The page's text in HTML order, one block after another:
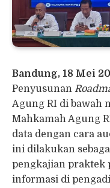
Bandung, 18 Mei
Penyusunan
Agung RI di bawah
Mahkamah Agung
data dengan cara
ini dilakukan
pengkajian praktek
informasi di